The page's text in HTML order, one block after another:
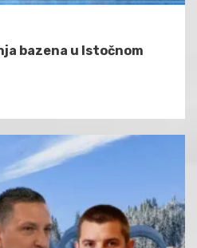
bazena u Istočnom